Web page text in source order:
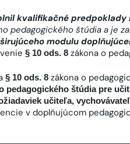
kvalifikačné
pedagogického štúdia a je
modulu
§ 10 ods. 8 zákona o
§ 10 ods. 8 zákona o
štúdia pre
učiteľa,
v doplňujúcom